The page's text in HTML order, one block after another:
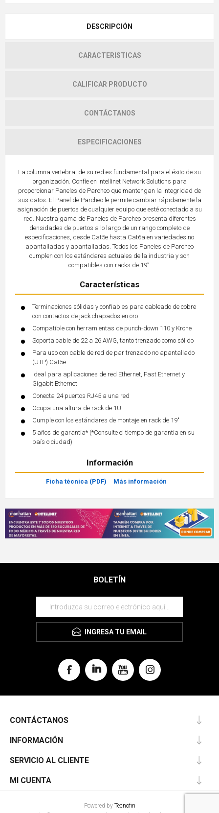
DESCRIPCIÓN
CARACTERISTICAS
CALIFICAR PRODUCTO
CONTÁCTANOS
ESPECIFICACIONES
La columna vertebral de su red es fundamental para el éxito de su
organización. Confíe en Intellinet Network Solutions para
proporcionar Paneles de Parcheo que mantengan la integridad de
sus datos. El Panel de Parcheo le permite cambiar rápidamente la
asignación de puertos de cualquier equipo que esté conectado a su
red. Nuestra gama de Paneles de Parcheo presenta diferentes
densidades de puertos a lo largo de un rango completo de
especificaciones, desde Cat5e hasta Cat6a en variedades no
apantalladas y apantalladas. Todos los Paneles de Parcheo
cumplen con los estándares actuales de la industria y son
compatibles con racks de 19”.
Características
Terminaciones sólidas y confiables para cableado de cobre
con contactos de jack chapados en oro
Compatible con herramientas de punch-down 110 y Krone
Soporta cable de 22 a 26 AWG, tanto trenzado como sólido
Para uso con cable de red de par trenzado no apantallado
(UTP) Cat5e
Ideal para aplicaciones de red Ethernet, Fast Ethernet y
Gigabit Ethernet
Conecta 24 puertos RJ45 a una red
Ocupa una altura de rack de 1U
Cumple con los estándares de montaje en rack de 19"
5 años de garantía* (*Consulte el tiempo de garantía en su
país o ciudad)
Información
Ficha técnica (PDF) Más información
BOLETÍN
INGRESA TU EMAIL
CONTÁCTANOS
INFORMACIÓN
SERVICIO AL CLIENTE
MI CUENTA
Powered by Tecnofin